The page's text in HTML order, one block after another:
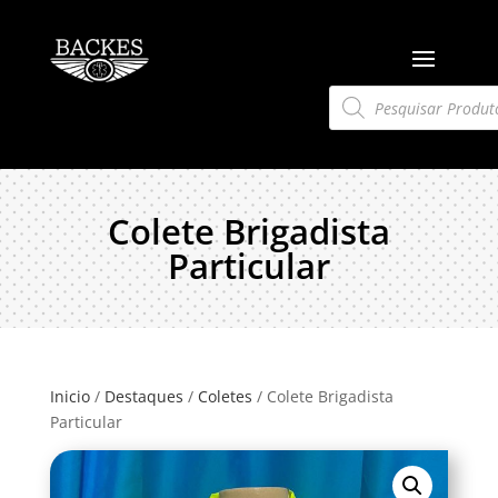
Pesquisar
produtos
Colete Brigadista
Particular
Inicio/ Destaques / Coletes / Colete Brigadista
Particular